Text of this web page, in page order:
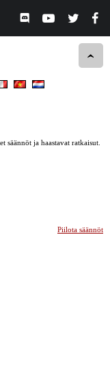
ja haastavat ratkaisut.
Piilota säännöt